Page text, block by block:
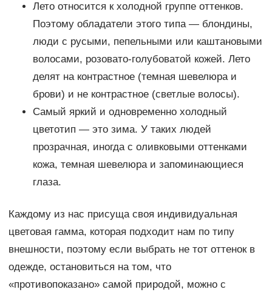
Лето относится к холодной группе оттенков.
Поэтому обладатели этого типа — блондины,
люди с русыми, пепельными или каштановыми
волосами, розовато-голубоватой кожей. Лето
делят на контрастное (темная шевелюра и
брови) и не контрастное (светлые волосы).
Самый яркий и одновременно холодный
цветотип — это зима. У таких людей
прозрачная, иногда с оливковыми оттенками
кожа, темная шевелюра и запоминающиеся
глаза.
Каждому из нас присуща своя индивидуальная
цветовая гамма, которая подходит нам по типу
внешности, поэтому если выбрать не тот оттенок в
одежде, остановиться на том, что
«противопоказано» самой природой, можно с